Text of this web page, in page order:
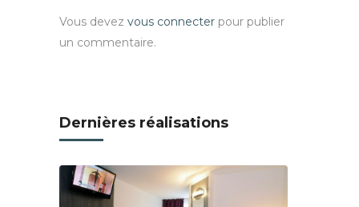
Vous devez vous connecter pour publier
un commentaire.
Dernières réalisations